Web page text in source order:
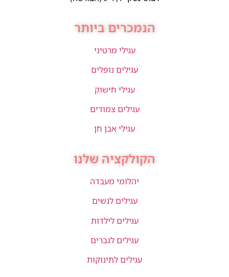
הנמכרים ביותר
עגילי מרטיני
עגילים נופלים
עגילי חישוק
עגילים צמודים
עגילי אבן חן
הקולקציה שלנו
יהלומי מעבדה
עגילים לנשים
עגילים לילדות
עגילים לגברים
עגילים לתינוקות